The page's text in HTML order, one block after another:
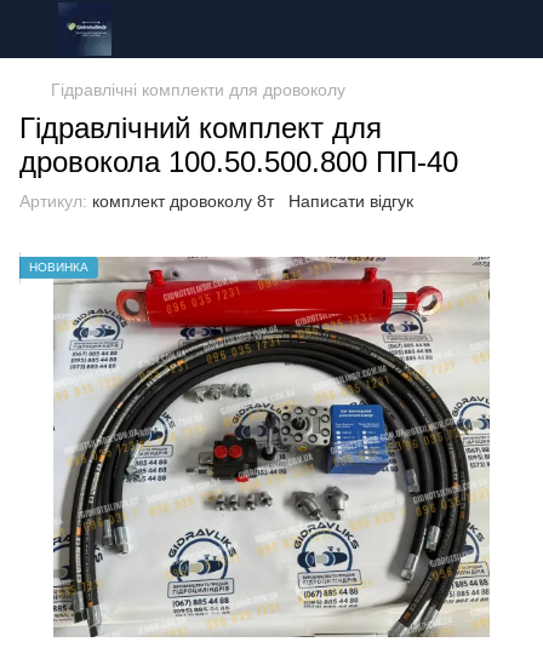
Гідравлічні комплекти для дровоколу
Гідравлічний комплект для
дровокола 100.50.500.800 ПП-40
Артикул: комплект дровоколу 8т Написати відгук
НОВИНКА